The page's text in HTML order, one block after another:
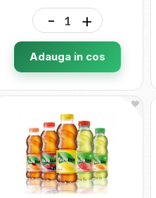
- +
Adauga in cos